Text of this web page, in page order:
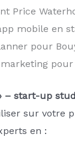
Price
mobile en
pour
pour
– start-up
sur votre
en :